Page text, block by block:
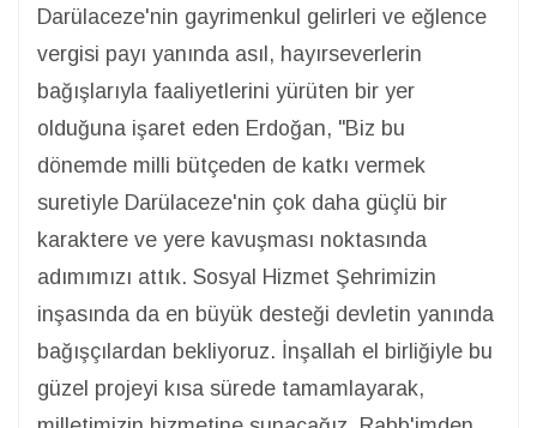
Darülaceze'nin gayrimenkul gelirleri ve eğlence
vergisi payı yanında asıl, hayırseverlerin
bağışlarıyla faaliyetlerini yürüten bir yer
olduğuna işaret eden Erdoğan, "Biz bu
dönemde milli bütçeden de katkı vermek
suretiyle Darülaceze'nin çok daha güçlü bir
karaktere ve yere kavuşması noktasında
adımımızı attık. Sosyal Hizmet Şehrimizin
inşasında da en büyük desteği devletin yanında
bağışçılardan bekliyoruz. İnşallah el birliğiyle bu
güzel projeyi kısa sürede tamamlayarak,